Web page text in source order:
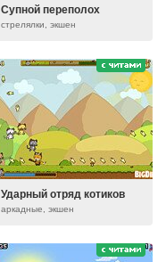
Супной переполох
стрелялки, экшен
Ударный отряд котиков
аркадные, экшен